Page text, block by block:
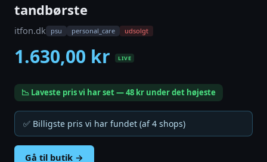
tandbørste
itfon.dk psu personal_care udsolgt
1.630,00 kr LIVE
📉 Laveste pris vi har set — 48 kr under det højeste
✅ Billigste pris vi har fundet (af 4 shops)
Gå til butik →